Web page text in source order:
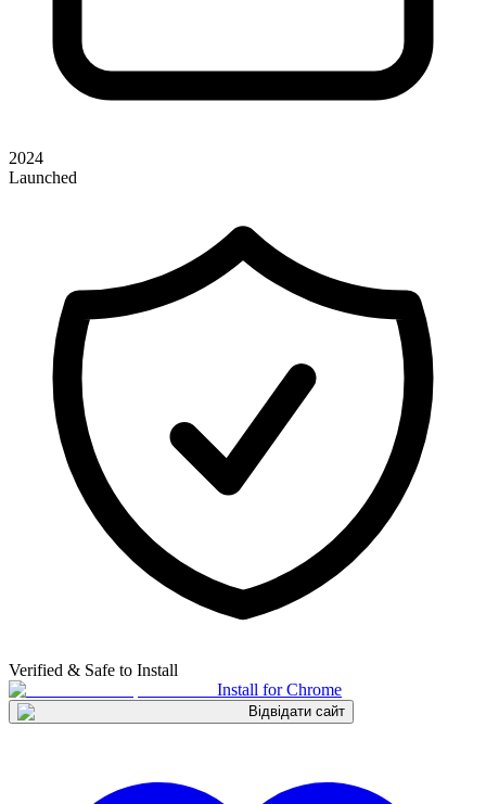
2024
Launched
Verified & Safe to Install
Install for Chrome
Відвідати сайт